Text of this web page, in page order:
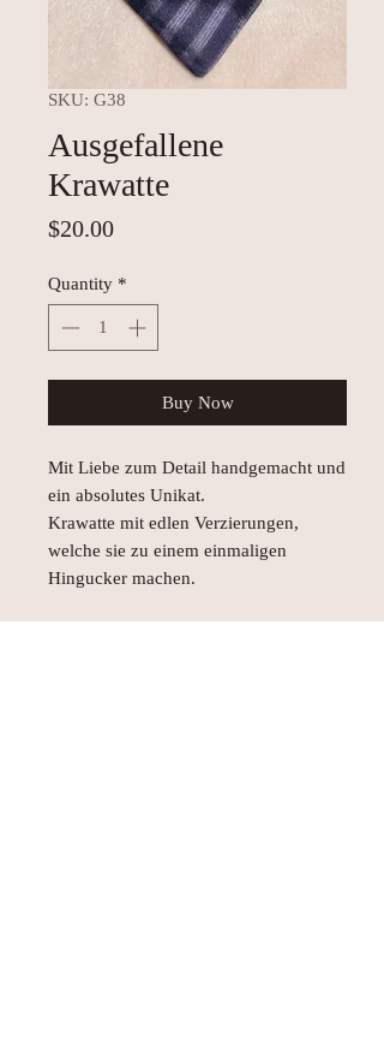
SKU: G38
Ausgefallene
Krawatte
$20.00Price
Quantity *
Buy Now
Mit Liebe zum Detail handgemacht und
ein absolutes Unikat.
Krawatte mit edlen Verzierungen,
welche sie zu einem einmaligen
Hingucker machen.